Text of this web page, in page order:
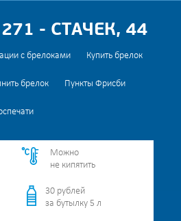
- СТАЧЕК, 44
с брелоками Купить брелок
брелок Пункты Фрисби
Можно
не кипятить
30 рублей
за бутылку 5 л